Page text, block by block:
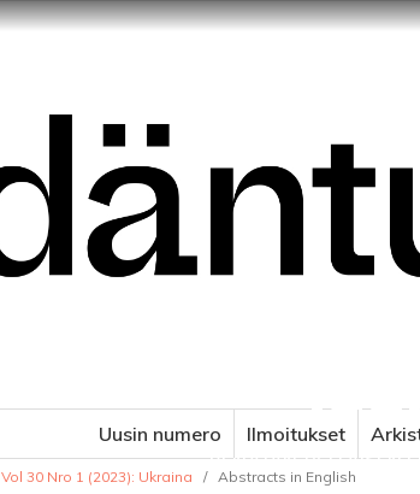
VENÄJÄN JA ITÄISEN
Uusin numero Ilmoitukset
Vol 30 Nro 1 (2023): Ukraina / Abstracts in English